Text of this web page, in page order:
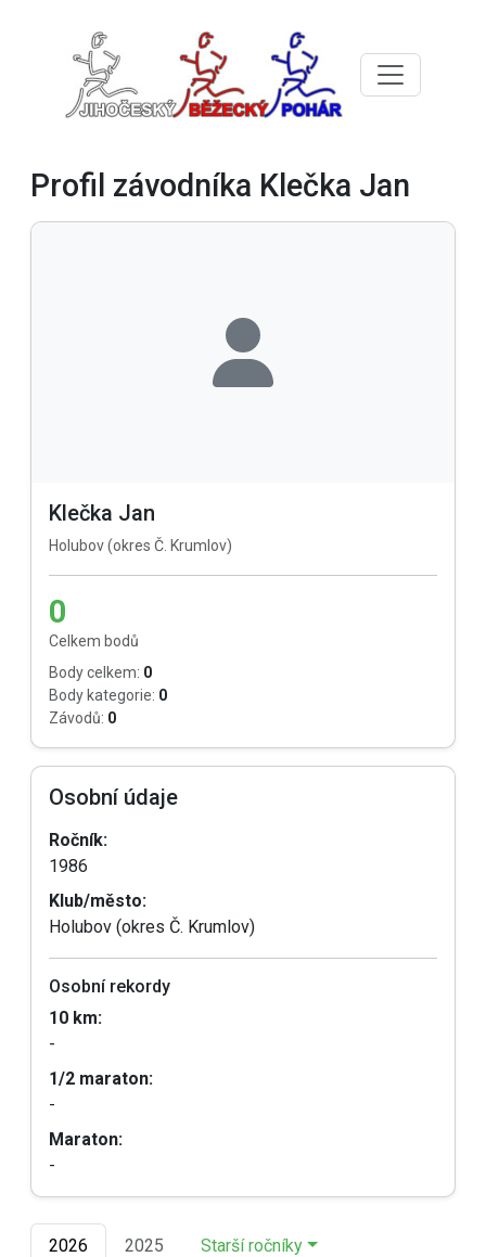
Profil závodníka Klečka Jan
Klečka Jan
Holubov (okres Č. Krumlov)
0
Celkem bodů
Body celkem: 0
Body kategorie: 0
Závodů: 0
Osobní údaje
Ročník:
1986
Klub/město:
Holubov (okres Č. Krumlov)
Osobní rekordy
10 km:
-
1/2 maraton:
-
Maraton:
-
2026 2025 Starší ročníky